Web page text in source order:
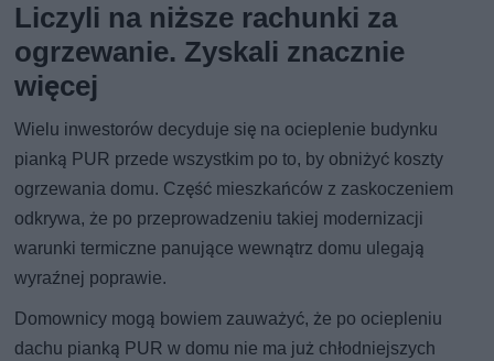
Liczyli na niższe rachunki za
ogrzewanie. Zyskali znacznie
więcej
Wielu inwestorów decyduje się na ocieplenie budynku
pianką PUR przede wszystkim po to, by obniżyć koszty
ogrzewania domu. Część mieszkańców z zaskoczeniem
odkrywa, że po przeprowadzeniu takiej modernizacji
warunki termiczne panujące wewnątrz domu ulegają
wyraźnej poprawie.
Domownicy mogą bowiem zauważyć, że po ociepleniu
dachu pianką PUR w domu nie ma już chłodniejszych